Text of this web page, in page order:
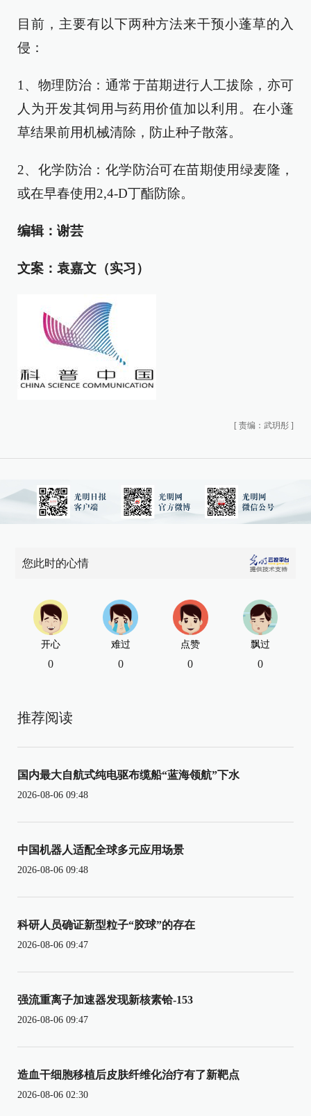
目前，主要有以下两种方法来干预小蓬草的入
侵：
1、物理防治：通常于苗期进行人工拔除，亦可
人为开发其饲用与药用价值加以利用。在小蓬
草结果前用机械清除，防止种子散落。
2、化学防治：化学防治可在苗期使用绿麦隆，
或在早春使用2,4-D丁酯防除。
编辑：谢芸
文案：袁嘉文（实习）
[ 责编：武玥彤 ]
您此时的心情
开心
0
难过
0
点赞
0
飘过
0
推荐阅读
国内最大自航式纯电驱布缆船“蓝海领航”下水
2026-08-06 09:48
中国机器人适配全球多元应用场景
2026-08-06 09:48
科研人员确证新型粒子“胶球”的存在
2026-08-06 09:47
强流重离子加速器发现新核素铪-153
2026-08-06 09:47
造血干细胞移植后皮肤纤维化治疗有了新靶点
2026-08-06 02:30